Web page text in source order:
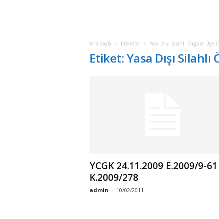
Ana Sayfa Etiketler Yasa Dışı Silahlı Örgüte Üye
Etiket: Yasa Dışı
YCGK 24.11.2009 E.2009/9-61
K.2009/278
admin - 10/02/2011